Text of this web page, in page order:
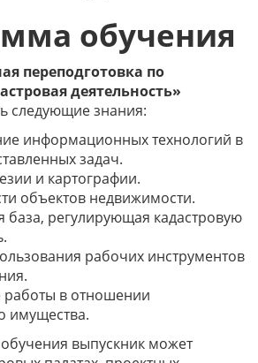
обучения
переподготовка по
деятельность»
следующие знания:
информационных технологий в
задач.
и картографии.
объектов недвижимости.
база, регулирующая кадастровую
рабочих инструментов
работы в отношении
имущества.
выпускник может